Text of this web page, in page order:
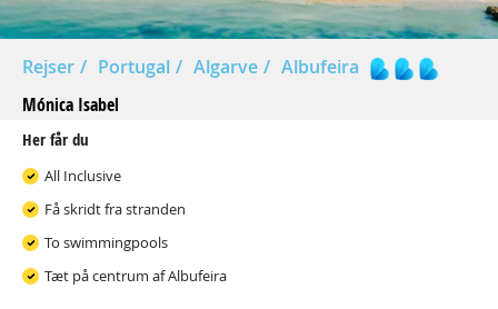
Rejser Portugal Algarve
Albufeira
Mónica Isabel
Her får du
All Inclusive
Få skridt fra stranden
To swimmingpools
Tæt på centrum af Albufeira